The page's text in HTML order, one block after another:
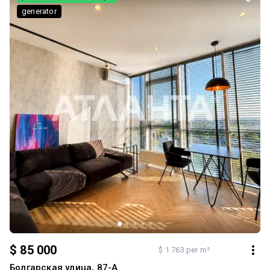
$ 85 000 $ 1 763 per m²
Болгарская улица, 87-А
generator